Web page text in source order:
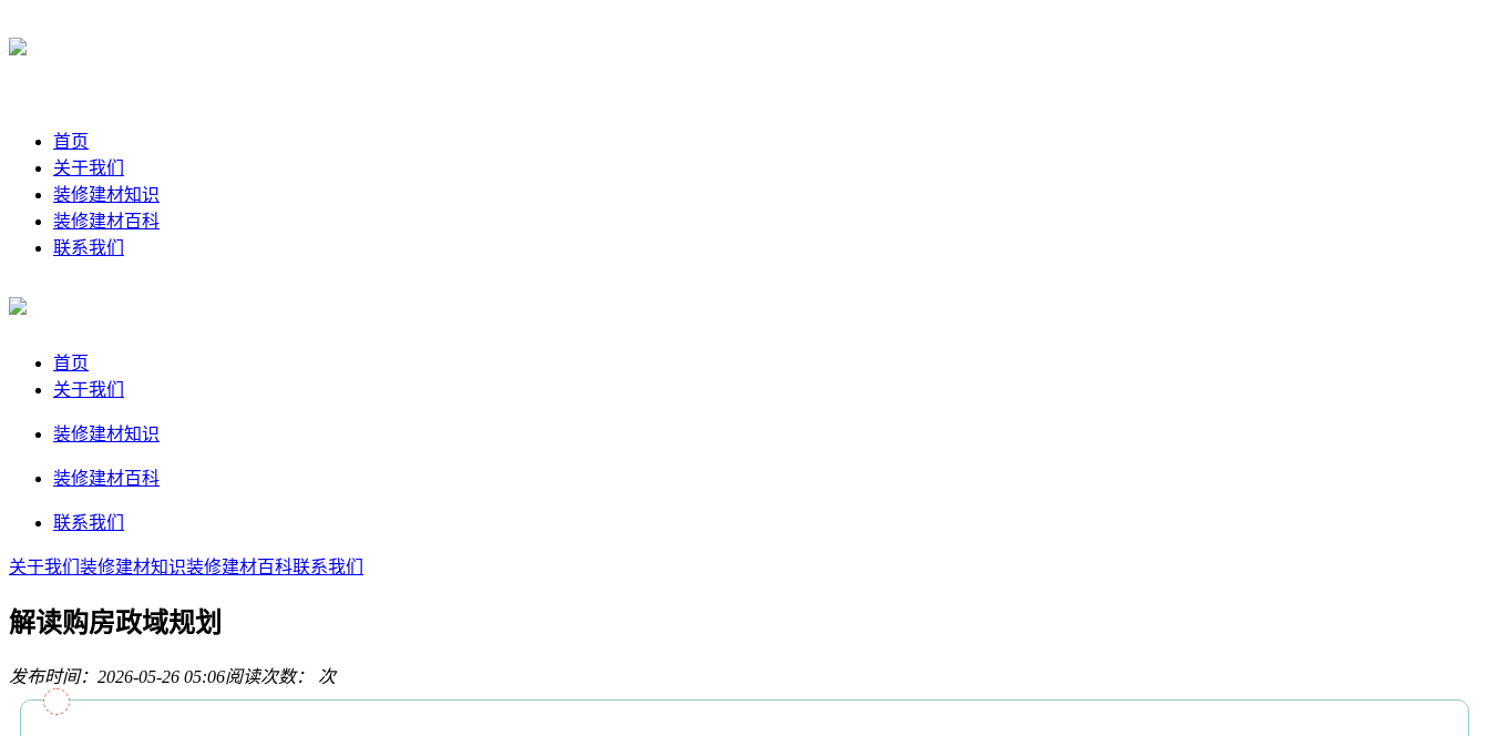
首页
关于我们
装修建材知识
装修建材百科
联系我们
首页
关于我们
装修建材知识
装修建材百科
联系我们
关于我们 装修建材知识装修建材百科联系我们
解读购房政域规划
发布时间：2026-05-26 05:06阅读次数： 次